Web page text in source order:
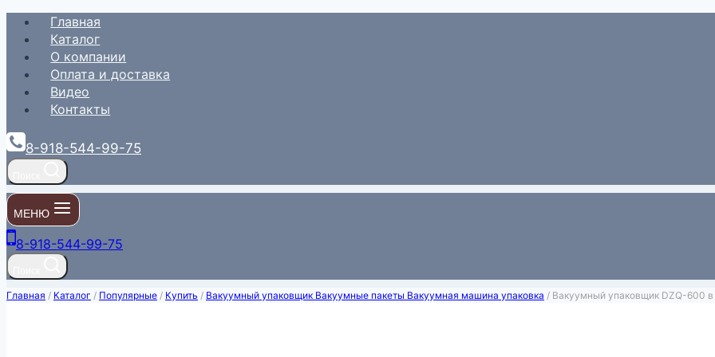
Перейти
содержимому
Главная
Каталог
О компании
Оплата и доставка
Видео
Контакты
8-918-544-99-75
МЕНЮ
8-918-544-99-75
Главная / Каталог / Популярные / Купить / Вакуумный упаковщик Вакуумные пакеты Вакуумная машина упаковка / Вакуумный упаковщик DZQ-600